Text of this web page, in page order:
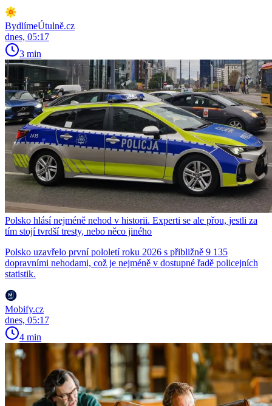
BydlímeÚtulně.cz
dnes, 05:17
3 min
Polsko hlásí nejméně nehod v historii. Experti se ale přou, jestli za
tím stojí tvrdší tresty, nebo něco jiného
Polsko uzavřelo první pololetí roku 2026 s přibližně 9 135
dopravními nehodami, což je nejméně v dostupné řadě policejních
statistik.
Mobify.cz
dnes, 05:17
4 min